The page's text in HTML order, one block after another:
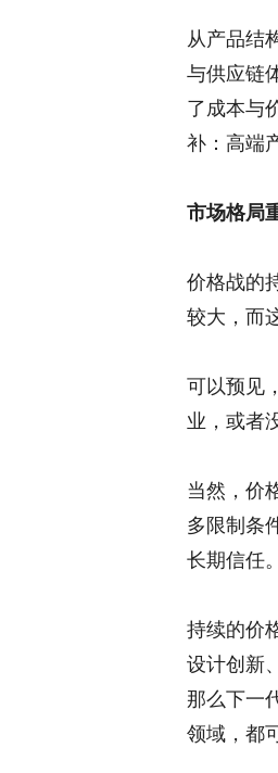
从产品结
与供应链
了成本与
补：高端
市场格局
价格战的
较大，而
可以预见
业，或者
当然，价
多限制条
长期信任。
持续的价
设计创新
那么下一
领域，都